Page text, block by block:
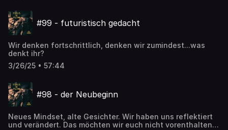
#99 - futuristisch gedacht
Wir denken fortschrittlich, denken wir zumindest...was
denkt ihr?
3/26/25 • 57:44
#98 - der Neubeginn
Neues Mindset, alte Gesichter. Wir haben uns reflektiert
und verändert. Das möchten wir euch nicht vorenthalten